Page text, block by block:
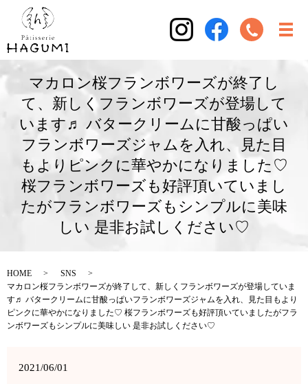
マカロン桜フランボワーズが終了し
て、新しくフランボワーズが登場して
います♬ バタークリームに甘酸っぱい
フランボワーズジャムを入れ、見た目
もよりピンクに華やかになりました♡
桜フランボワーズも好評頂いていまし
たがフランボワーズもシンプルに美味
しい 是非お試しください♡
HOME
SNS
マカロン桜フランボワーズが終了して、新しくフランボワーズが登場していま
す♬ バタークリームに甘酸っぱいフランボワーズジャムを入れ、見た目もより
ピンクに華やかになりました♡ 桜フランボワーズも好評頂いていましたがフラ
ンボワーズもシンプルに美味しい 是非お試しください♡
2021/06/01